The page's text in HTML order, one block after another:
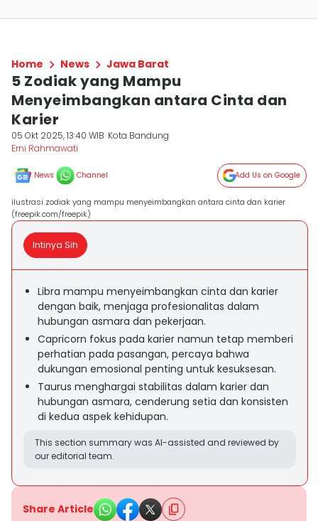
Home News Jawa Barat
5 Zodiak yang Mampu
Menyeimbangkan antara Cinta dan
Karier
05 Okt 2025, 13:40 WIB Kota Bandung
Erni Rahmawati
News Channel Add Us on Google
ilustrasi zodiak yang mampu menyeimbangkan antara cinta dan karier
(freepik.com/freepik)
Intinya Sih
Libra mampu menyeimbangkan cinta dan karier
dengan baik, menjaga profesionalitas dalam
hubungan asmara dan pekerjaan.
Capricorn fokus pada karier namun tetap memberi
perhatian pada pasangan, percaya bahwa
dukungan emosional penting untuk kesuksesan.
Taurus menghargai stabilitas dalam karier dan
hubungan asmara, cenderung setia dan konsisten
di kedua aspek kehidupan.
This section summary was AI-assisted and reviewed by
our editorial team.
Share Article